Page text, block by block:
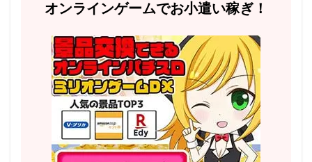
オンラインゲームでお小遣い稼ぎ！